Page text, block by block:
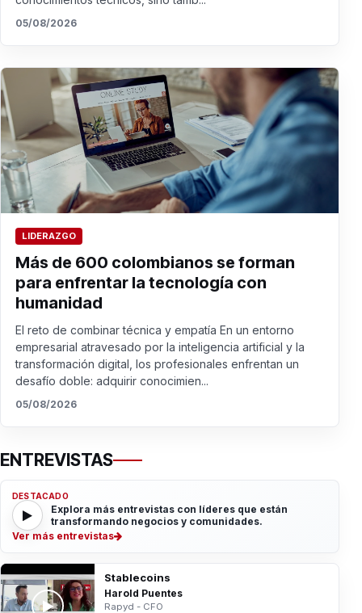
05/08/2026
LIDERAZGO
Más de 600 colombianos se forman
para enfrentar la tecnología con
humanidad
El reto de combinar técnica y empatía En un entorno
empresarial atravesado por la inteligencia artificial y la
transformación digital, los profesionales enfrentan un
desafío doble: adquirir conocimien...
05/08/2026
ENTREVISTAS
DESTACADO
Explora más entrevistas con líderes que están
transformando negocios y comunidades.
Ver más entrevistas
Stablecoins
Harold Puentes
Rapyd - CFO